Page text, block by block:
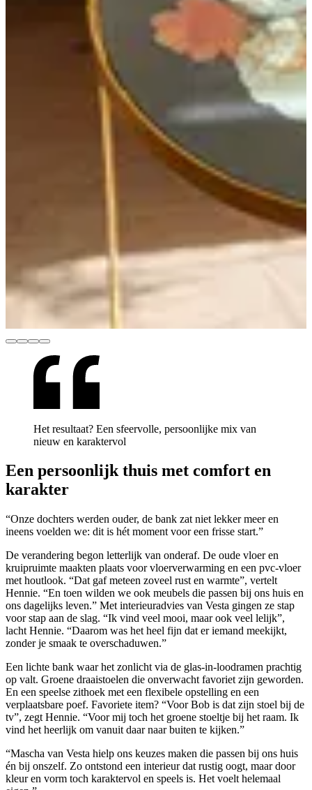
Het resultaat? Een sfeervolle, persoonlijke mix van
nieuw en karaktervol
Een persoonlijk thuis met comfort en
karakter
“Onze dochters werden ouder, de bank zat niet lekker meer en
ineens voelden we: dit is hét moment voor een frisse start.”
De verandering begon letterlijk van onderaf. De oude vloer en
kruipruimte maakten plaats voor vloerverwarming en een pvc-vloer
met houtlook. “Dat gaf meteen zoveel rust en warmte”, vertelt
Hennie. “En toen wilden we ook meubels die passen bij ons huis en
ons dagelijks leven.” Met interieuradvies van Vesta gingen ze stap
voor stap aan de slag. “Ik vind veel mooi, maar ook veel lelijk”,
lacht Hennie. “Daarom was het heel fijn dat er iemand meekijkt,
zonder je smaak te overschaduwen.”
Een lichte bank waar het zonlicht via de glas-in-loodramen prachtig
op valt. Groene draaistoelen die onverwacht favoriet zijn geworden.
En een speelse zithoek met een flexibele opstelling en een
verplaatsbare poef. Favoriete item? “Voor Bob is dat zijn stoel bij de
tv”, zegt Hennie. “Voor mij toch het groene stoeltje bij het raam. Ik
vind het heerlijk om vanuit daar naar buiten te kijken.”
“Mascha van Vesta hielp ons keuzes maken die passen bij ons huis
én bij onszelf. Zo ontstond een interieur dat rustig oogt, maar door
kleur en vorm toch karaktervol en speels is. Het voelt helemaal